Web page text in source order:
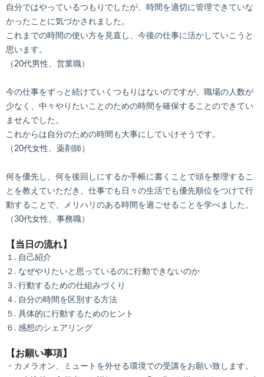
自分ではやっているつもりでしたが、時間を適切に管理できていな
かったことに気づかされました。
これまでの時間の使い方を見直し、今後の仕事に活かしていこうと
思います。
（20代男性、営業職）
今の仕事をずっと続けていくつもりはないのですが、職場の人数が
少なく、中々やりたいことのための時間を確保することのできてい
ませんでした。
これからは自分のための時間も大事にしていけそうです。
（20代女性、薬剤師）
何を優先し、何を後回しにするか手帳に書くことで頭を整理するこ
とを教えていただき、仕事でも日々の生活でも優先順位をつけて行
動することで、メリハリのある時間を過ごせることを学べました。
（30代女性、事務職）
【当日の流れ】
１. 自己紹介
２. なぜやりたいと思っているのに行動できないのか
３. 行動するための仕組みづくり
４. 自分の時間を区別する方法
５. 具体的に行動するためのヒント
６. 感想のシェアリング
【お願い事項】
・カメラオン、ミュートを外せる環境での受講をお願い致します。